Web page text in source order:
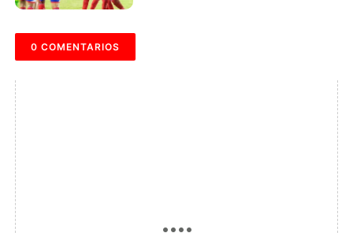
0 COMENTARIOS